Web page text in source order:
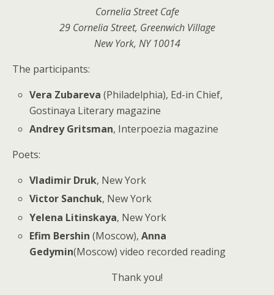
Cornelia Street Cafe
29 Cornelia Street, Greenwich Village
New York, NY 10014
The participants:
Vera Zubareva (Philadelphia), Ed-in Chief,
Gostinaya Literary magazine
Andrey Gritsman, Interpoezia magazine
Poets:
Vladimir Druk, New York
Victor Sanchuk, New York
Yelena Litinskaya, New York
Efim Bershin(Moscow),Anna
Gedymin(Moscow) video recorded reading
Thank you!